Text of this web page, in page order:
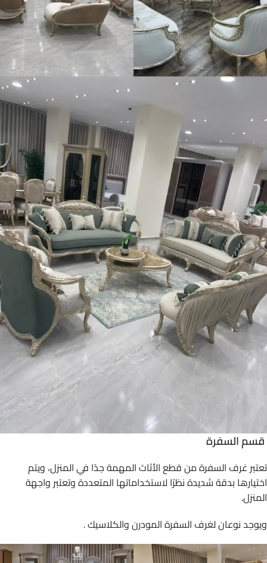
قسم السفرة
تعتبر غرف السفرة من قطع الأثاث المهمة جدًا في المنزل، ويتم
اختيارها بدقة شديدة نظرًا لاستخداماتها المتعددة وتعتبر واجهة
المنزل.
ويوجد نوعان لغرف السفرة المودرن والكلاسيك .